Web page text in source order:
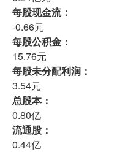
每股现金流：
-0.66元
每股公积金：
15.76元
每股未分配利润：
3.54元
总股本：
0.80亿
流通股：
0.44亿